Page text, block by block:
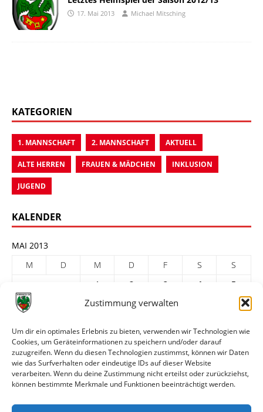
Zustimmung verwalten
Um dir ein optimales Erlebnis zu bieten, verwenden wir Technologien wie
Cookies, um Geräteinformationen zu speichern und/oder darauf
zuzugreifen. Wenn du diesen Technologien zustimmst, können wir Daten
wie das Surfverhalten oder eindeutige IDs auf dieser Website
verarbeiten. Wenn du deine Zustimmung nicht erteilst oder zurückziehst,
können bestimmte Merkmale und Funktionen beeinträchtigt werden.
17. Mai 2013 Michael Mitsching
KATEGORIEN
1. MANNSCHAFT 2. MANNSCHAFT AKTUELL
ALTE HERREN FRAUEN & MÄDCHEN INKLUSION
JUGEND
KALENDER
MAI 2013
M
D M D F S
S
1
2 3 4
5
6
8 9 10
20
21 22 23 24 25
27
28 29 30
31
« Apr.
Juni »
ARCHIV